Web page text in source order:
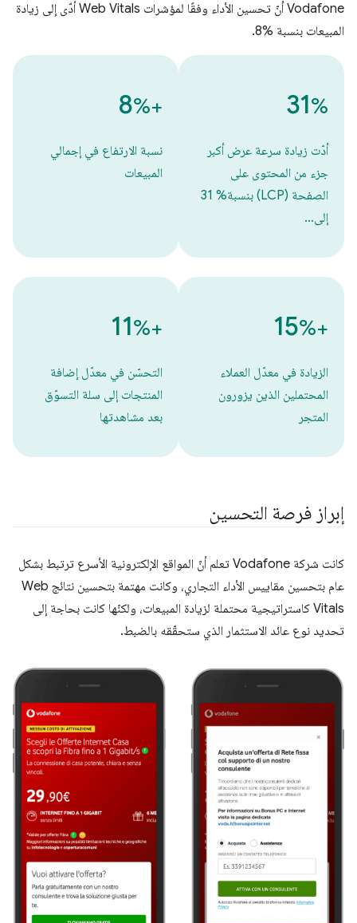
Vodafone أنّ تحسين الأداء وفقًا لمؤشرات Web Vitals أدّى إلى زيادة
المبيعات بنسبة %8.
‫31%
أدّت زيادة سرعة عرض أكبر
جزء من المحتوى على
الصفحة (LCP) بنسبة% 31
إلى…
+
8%
نسبة الارتفاع في إجمالي
المبيعات
+
15%
الزيادة في معدّل العملاء
المحتملين الذين يزورون
المتجر
+
11%
التحسّن في معدّل إضافة
المنتجات إلى سلة التسوّق
بعد مشاهدتها
إبراز فرصة التحسين
كانت شركة Vodafone تعلم أنّ المواقع الإلكترونية الأسرع ترتبط بشكل
عام بتحسين مقاييس الأداء التجاري، وكانت مهتمة بتحسين نتائج Web
Vitals كاستراتيجية محتملة لزيادة المبيعات، ولكنّها كانت بحاجة إلى
تحديد نوع عائد الاستثمار الذي ستحقّقه بالضبط.